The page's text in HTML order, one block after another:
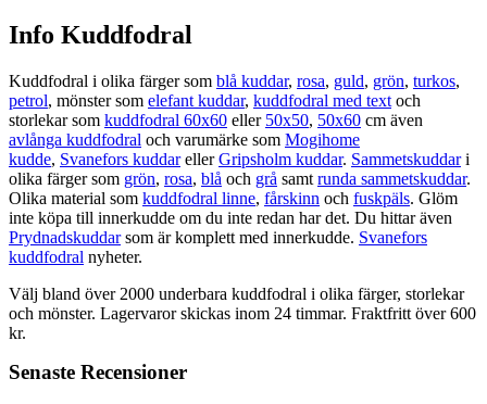
Info Kuddfodral
Kuddfodral i olika färger som blå kuddar, rosa, guld, grön, turkos,
petrol, mönster som elefant kuddar, kuddfodral med text och
storlekar som kuddfodral 60x60 eller 50x50, 50x60 cm även
avlånga kuddfodral och varumärke som Mogihome
kudde, Svanefors kuddarellerGripsholm kuddar. Sammetskuddari
olika färger som grön, rosa, blå och grå samt runda sammetskuddar.
Olika material som kuddfodral linne, fårskinn och fuskpäls. Glöm
inte köpa till innerkudde om du inte redan har det. Du hittar även
Prydnadskuddarsom är komplett med innerkudde. Svanefors
kuddfodral nyheter.
Välj bland över 2000 underbara kuddfodral i olika färger, storlekar
och mönster. Lagervaror skickas inom 24 timmar. Fraktfritt över 600
kr.
Senaste Recensioner